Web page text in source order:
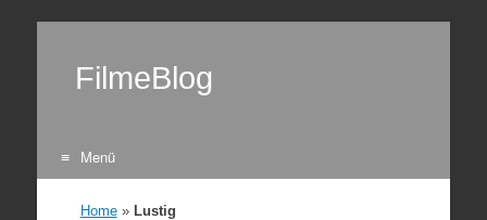
FilmeBlog
Menü
Home» Lustig